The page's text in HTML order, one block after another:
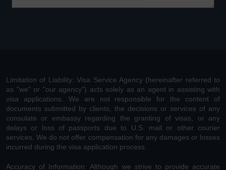
Limitation of Liability: Visa Service Agency (hereinafter referred to
as "we" or "our agency") acts solely as an agent in assisting with
visa applications. We are not responsible for the content of
documents submitted by clients, the decisions or services of any
consulate or embassy regarding the granting of visas, or any
delays or loss of passports due to U.S. mail or other courier
services. We do not offer compensation for any damages or losses
incurred during the visa application process.
Accuracy of Information: Although we strive to provide accurate